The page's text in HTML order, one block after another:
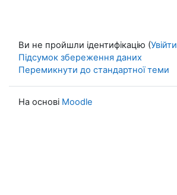
Ви не пройшли ідентифікацію (Увійти
Підсумок збереження даних
Перемикнути до стандартної теми
На основі Moodle